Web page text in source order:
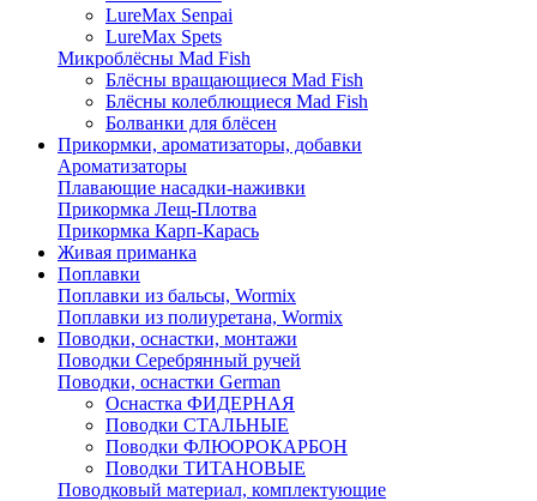
LureMax Senpai
LureMax Spets
Микроблёсны Mad Fish
Блёсны вращающиеся Mad Fish
Блёсны колеблющиеся Mad Fish
Болванки для блёсен
Прикормки, ароматизаторы, добавки
Ароматизаторы
Плавающие насадки-наживки
Прикормка Лещ-Плотва
Прикормка Карп-Карась
Живая приманка
Поплавки
Поплавки из бальсы, Wormix
Поплавки из полиуретана, Wormix
Поводки, оснастки, монтажи
Поводки Серебрянный ручей
Поводки, оснастки German
Оснастка ФИДЕРНАЯ
Поводки СТАЛЬНЫЕ
Поводки ФЛЮОРОКАРБОН
Поводки ТИТАНОВЫЕ
Поводковый материал, комплектующие